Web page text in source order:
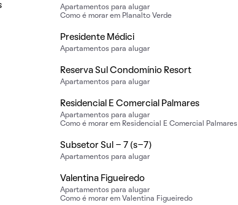
Apartamentos para alugar
Como é morar em Planalto Verde
Presidente Médici
Apartamentos para alugar
Reserva Sul Condomínio Resort
Apartamentos para alugar
Residencial E Comercial Palmares
Apartamentos para alugar
Como é morar em Residencial E Comercial Palmares
Subsetor Sul - 7 (s-7)
Apartamentos para alugar
Valentina Figueiredo
Apartamentos para alugar
Como é morar em Valentina Figueiredo